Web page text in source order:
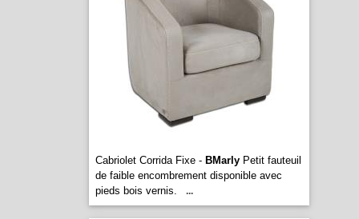
Cabriolet Corrida Fixe - BMarlyPetit fauteuil
de faible encombrement disponible avec
pieds bois vernis.
...